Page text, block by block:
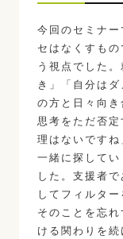
今回のセミナ
セはなくすも
う視点でした
き」「自分は
の方と日々向
思考をただ否
理はないです
一緒に探して
した。支援者
してフィルタ
そのことを忘
ける関わりを続